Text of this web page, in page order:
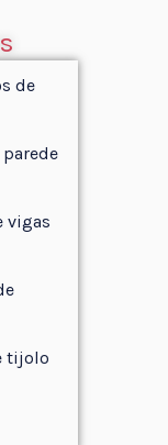
de
vigas
tijolo